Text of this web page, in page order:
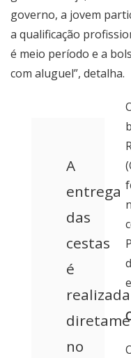
governo, a jovem
a qualificação
é meio período e a
com aluguel”, detalha.
A
entrega
das
cestas
é
realizada
no